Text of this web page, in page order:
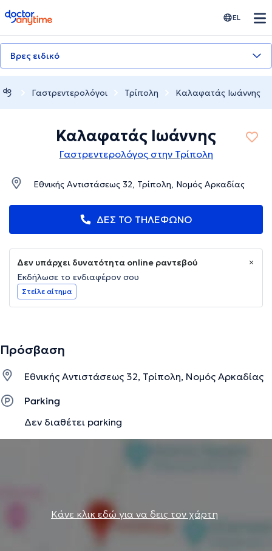
doctoranytime EL
Βρες ειδικό
Γαστρεντερολόγοι Τρίπολη Καλαφατάς Ιωάννης
Καλαφατάς Ιωάννης
Γαστρεντερολόγος στην Τρίπολη
Εθνικής Αντιστάσεως 32, Τρίπολη, Νομός Αρκαδίας
ΔΕΣ ΤΟ ΤΗΛΕΦΩΝΟ
Δεν υπάρχει δυνατότητα online ραντεβού
Εκδήλωσε το ενδιαφέρον σου
Στείλε αίτημα
Πρόσβαση
Εθνικής Αντιστάσεως 32, Τρίπολη, Νομός Αρκαδίας
Parking
Δεν διαθέτει parking
Κάνε κλικ εδώ για να δεις τον χάρτη